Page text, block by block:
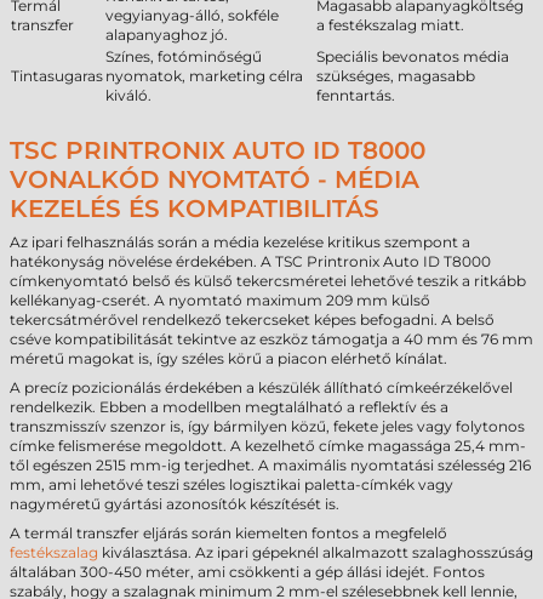
Termál
transzfer
vegyianyag-álló, sokféle
alapanyaghoz jó.
Magasabb alapanyagköltség
a festékszalag miatt.
Tintasugaras
Színes, fotóminőségű
nyomatok, marketing célra
kiváló.
Speciális bevonatos média
szükséges, magasabb
fenntartás.
TSC PRINTRONIX AUTO ID T8000
VONALKÓD NYOMTATÓ - MÉDIA
KEZELÉS ÉS KOMPATIBILITÁS
Az ipari felhasználás során a média kezelése kritikus szempont a
hatékonyság növelése érdekében. A TSC Printronix Auto ID T8000
címkenyomtató belső és külső tekercsméretei lehetővé teszik a ritkább
kellékanyag-cserét. A nyomtató maximum 209 mm külső
tekercsátmérővel rendelkező tekercseket képes befogadni. A belső
cséve kompatibilitását tekintve az eszköz támogatja a 40 mm és 76 mm
méretű magokat is, így széles körű a piacon elérhető kínálat.
A precíz pozicionálás érdekében a készülék állítható címkeérzékelővel
rendelkezik. Ebben a modellben megtalálható a reflektív és a
transzmisszív szenzor is, így bármilyen közű, fekete jeles vagy folytonos
címke felismerése megoldott. A kezelhető címke magassága 25,4 mm-
től egészen 2515 mm-ig terjedhet. A maximális nyomtatási szélesség 216
mm, ami lehetővé teszi széles logisztikai paletta-címkék vagy
nagyméretű gyártási azonosítók készítését is.
A termál transzfer eljárás során kiemelten fontos a megfelelő
festékszalag kiválasztása. Az ipari gépeknél alkalmazott szalaghosszúság
általában 300-450 méter, ami csökkenti a gép állási idejét. Fontos
szabály, hogy a szalagnak minimum 2 mm-el szélesebbnek kell lennie,